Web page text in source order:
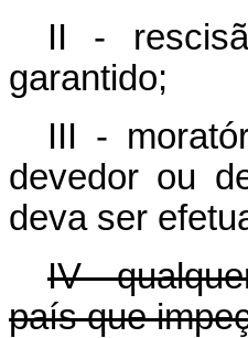
II -
garantido;
III -
devedor ou
deva ser
IV -
país que